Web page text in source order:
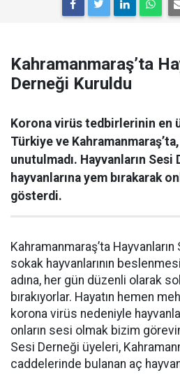
Kahramanmaraş’ta
Derneği Kuruldu
Korona virüs tedbirlerinin en
Türkiye ve
unutulmadı. Hayvanların
hayvanlarına yem bırakarak
gösterdi.
Kahramanmaraş’ta
sokak hayvanlarının
adına, her gün düzenli olarak
bırakıyorlar. Hayatın hemen
korona virüs nedeniyle
onların sesi olmak bizim
Sesi Derneği üyeleri,
caddelerinde bulanan aç